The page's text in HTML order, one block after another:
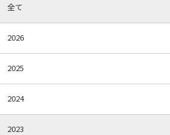
全て
2026
2025
2024
2023